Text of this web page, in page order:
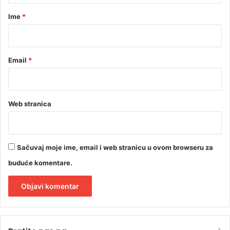
rIme *
Email *
Web stranica
Sačuvaj moje ime, email i web stranicu u ovom browseru za
buduće komentare.